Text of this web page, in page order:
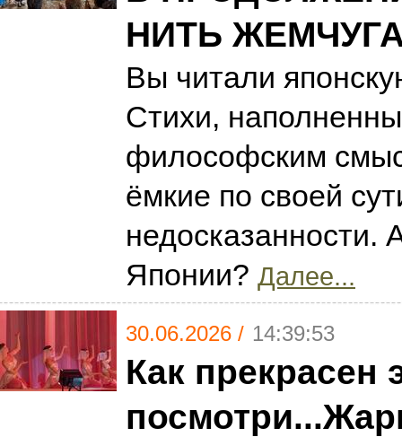
НИТЬ
Вы читали
Стихи,
философским
ёмкие по своей
недосказанности.
Японии? Далее...
30.06.2026 / 14:39:53
Как прекрасен